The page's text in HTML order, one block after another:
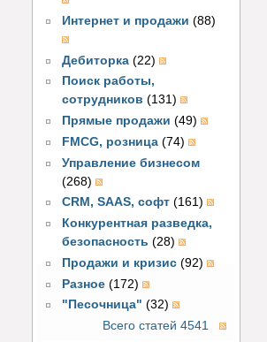
Интернет и продажи (88)
Дебиторка (22)
Поиск работы,
сотрудников (131)
Прямые продажи (49)
FMCG, розница (74)
Управление бизнесом
(268)
CRM, SAAS, софт (161)
Конкурентная разведка,
безопасность (28)
Продажи и кризис (92)
Разное (172)
"Песочница" (32)
Всего статей 4541